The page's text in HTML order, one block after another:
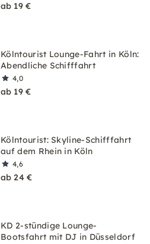
ab 19 €
Kölntourist Lounge-Fahrt in Köln:
Abendliche Schifffahrt
4,0
ab 19 €
Kölntourist: Skyline-Schifffahrt
auf dem Rhein in Köln
4,6
ab 24 €
KD 2-stündige Lounge-
Bootsfahrt mit DJ in Düsseldorf